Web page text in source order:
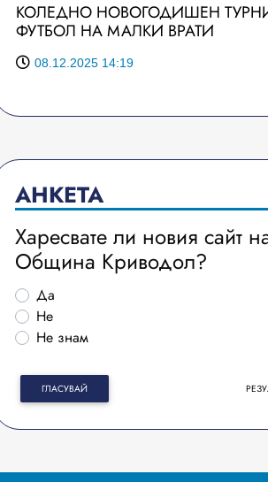
КОЛЕДНО НОВОГОДИШЕН
ФУТБОЛ НА МАЛКИ ВРАТИ
08.12.2025 14:19
АНКЕТА
Харесвате ли новия сайт
Община Криводол?
Да
Не
Не знам
ГЛАСУВАЙ